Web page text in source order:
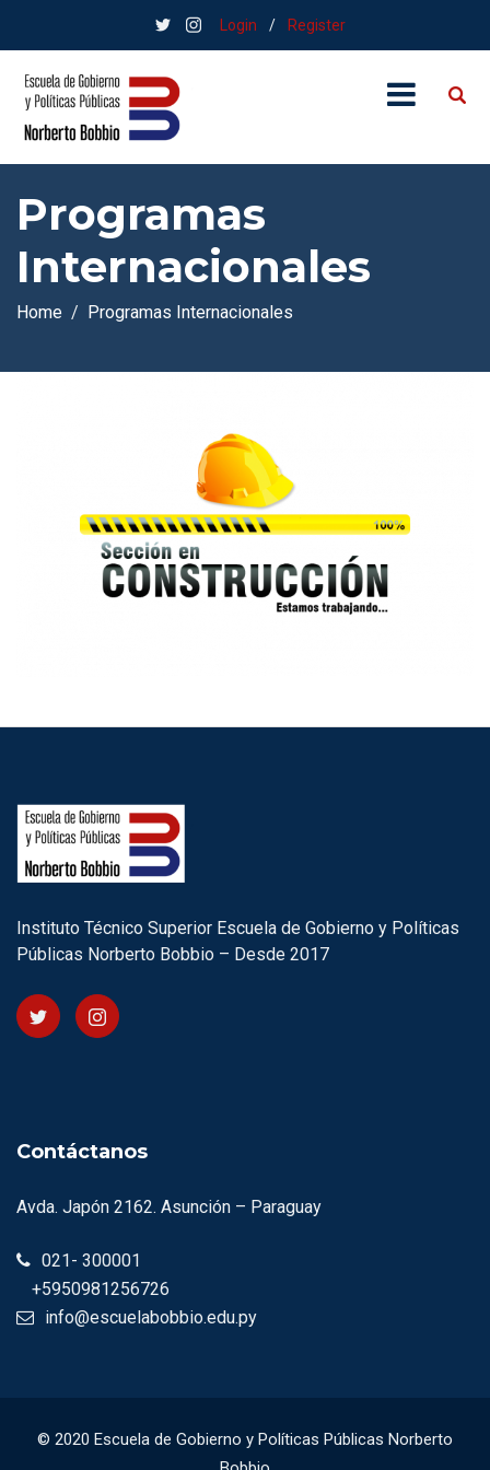
Login / Register
Programas
Internacionales
Home Programas Internacionales
Instituto Técnico Superior Escuela de Gobierno y Políticas
Públicas Norberto Bobbio – Desde 2017
Contáctanos
Avda. Japón 2162. Asunción – Paraguay
021- 300001
+5950981256726
info@escuelabobbio.edu.py
© 2020 Escuela de Gobierno y Políticas Públicas Norberto